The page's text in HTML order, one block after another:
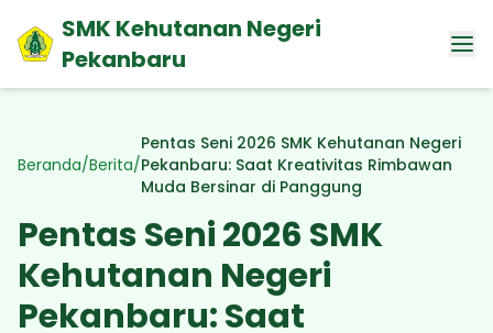
SMK Kehutanan Negeri
Pekanbaru
Beranda/Berita/
Pentas Seni 2026 SMK Kehutanan Negeri
Pekanbaru: Saat Kreativitas Rimbawan
Muda Bersinar di Panggung
Pentas Seni 2026 SMK
Kehutanan Negeri
Pekanbaru: Saat